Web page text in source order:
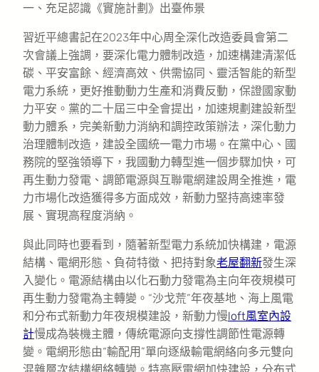
一、充足認識《實施計劃》出臺佈景
習近平總書記在2023年中心周全深化改造委員會第二
次會議上強調，要深化電力體制改造，加速構建清潔低
碳、平安富餘、經濟高效、供需協同、靈活智能的新型
電力系統，更好推動動力生產和消費反動，保證國家動
力平安。黨的二十屆三中全會提出，加速規劃建設新型
動力體系，完美新動力消納和調控政策辦法，深化動力
治理體制改造，建設全國統一電力市場。在黨中心、國
務院的堅強領導下，我國動力轉型進一個步驟加快，可
再生動力發電、調節電源與互聯電網建設周全推進，電
力市場化改造獲得多方面成效，新動力堅持高速率發
展、實現高程度消納。
與此同時也要看到，隨著新型電力系統加快構建，電源
結構、電網形態、負荷特徵、把持對象老屋翻新發生深
入變化。電源結構由以化石動力發電為主向年夜規模可
再生動力發電為主轉變。“沙戈荒”年夜基地、海上風電
和分布式新動力年夜規模建設，新動力慢loft風室內設
計慢成為裝機主體，傳統電源向支撐性調節性電源轉
變。電網形態由“輸配用”單向逐級輸電網絡向多元雙向